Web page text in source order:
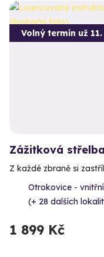
Volný termín už
Zážitková
Z každé zbraně si
Otrokovice -
(+ 28 dalších
1 899 Kč